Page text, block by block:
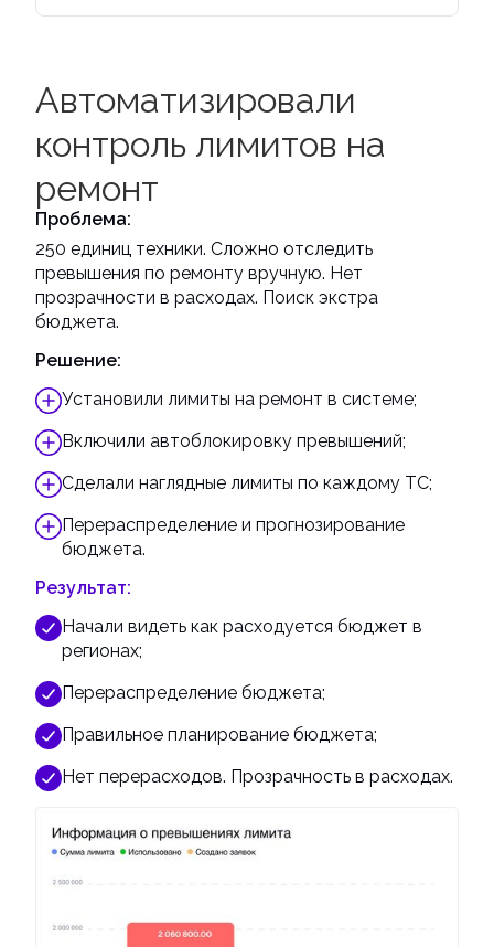
Автоматизировали
контроль лимитов на
ремонт
Проблема:
250 единиц техники. Сложно отследить
превышения по ремонту вручную. Нет
прозрачности в расходах. Поиск экстра
бюджета.
Решение:
Установили лимиты на ремонт в системе;
Включили автоблокировку превышений;
Сделали наглядные лимиты по каждому ТС;
Перераспределение и прогнозирование
бюджета.
Результат:
Начали видеть как расходуется бюджет в
регионах;
Перераспределение бюджета;
Правильное планирование бюджета;
Нет перерасходов. Прозрачность в расходах.